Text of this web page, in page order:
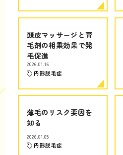
頭皮マッサージと育
毛剤の相乗効果で発
毛促進
2026.01.16
円形脱毛症
薄毛のリスク要因を
知る
2026.01.05
円形脱毛症